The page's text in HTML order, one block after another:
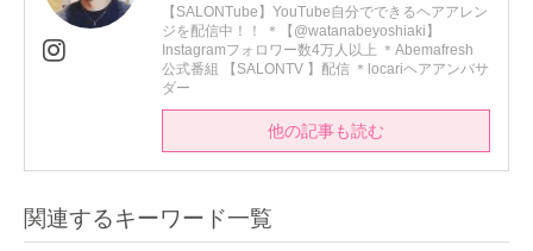
【SALONTube】YouTube自分でできるヘアアレン
ジを配信中！！ ＊【@watanabeyoshiaki】
Instagramフォロワー数4万人以上 ＊Abemafresh
公式番組 【SALONTV 】配信 ＊locariヘアアンバサ
ダー
他の記事も読む
関連するキーワード一覧